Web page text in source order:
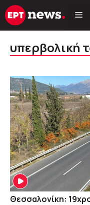
Μετάβαση
σε
υπερβολική
Θεσσαλονίκη: